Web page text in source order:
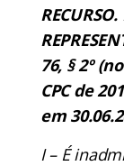
76, § 2º
CPC de
em
I – É